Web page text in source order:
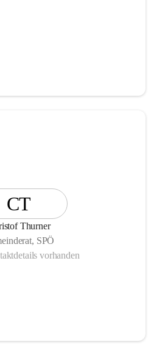
CT
Thurner
SPÖ
vorhanden